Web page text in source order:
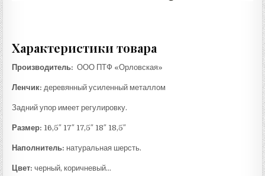
Характеристики товара
Производитель: ООО ПТФ «Орловская»
Ленчик: деревянный усиленный металлом
Задний упор имеет регулировку.
Размер: 16,5″ 17″ 17,5″ 18″ 18,5″
Наполнитель: натуральная шерсть.
Цвет: черный, коричневый…